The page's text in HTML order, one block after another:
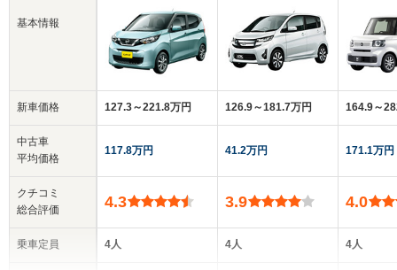
基本情報
新車価格
中古車
平均価格
クチコミ
総合評価
乗車定員
127.3～221.8万円
117.8万円
4.3
4人
126.9～181.7万円
41.2万円
3.9
4人
164.9～
171.1万円
4.0
4人